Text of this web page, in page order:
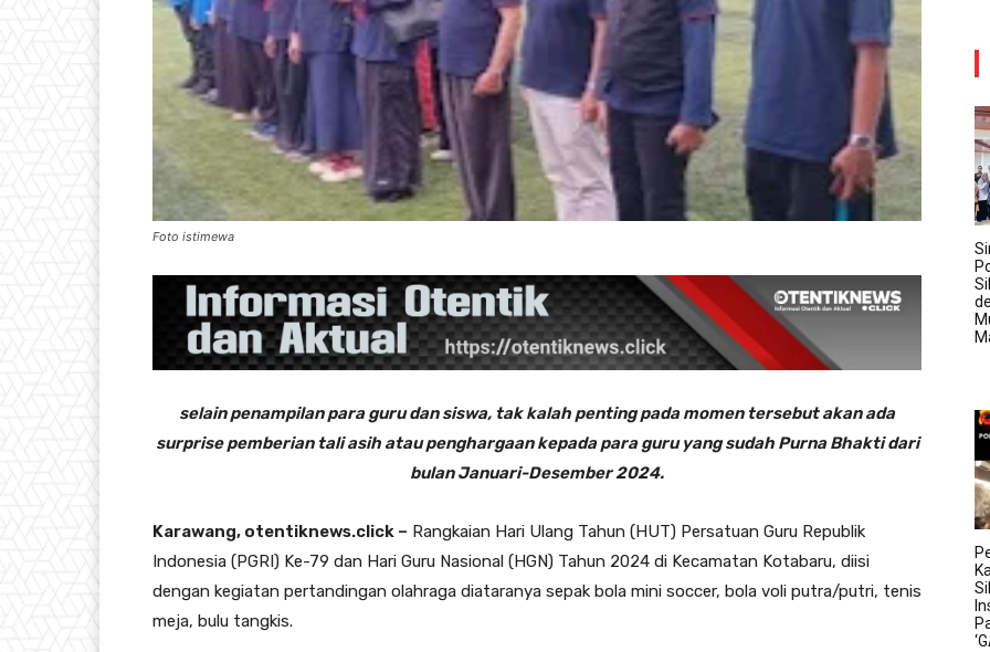
Foto istimewa
selain penampilan para guru dan siswa, tak kalah penting pada momen tersebut akan ada
surprise pemberian tali asih atau penghargaan kepada para guru yang sudah Purna Bhakti dari
bulan Januari-Desember 2024.
Karawang, otentiknews.click – Rangkaian Hari Ulang Tahun (HUT) Persatuan Guru Republik
Indonesia (PGRI) Ke-79 dan Hari Guru Nasional (HGN) Tahun 2024 di Kecamatan Kotabaru, diisi
dengan kegiatan pertandingan olahraga diataranya sepak bola mini soccer, bola voli putra/putri, tenis
meja, bulu tangkis.